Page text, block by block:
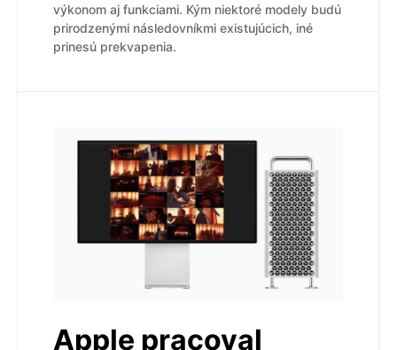
výkonom aj funkciami. Kým niektoré modely budú
prirodzenými následovníkmi existujúcich, iné
prinesú prekvapenia.
Apple pracoval